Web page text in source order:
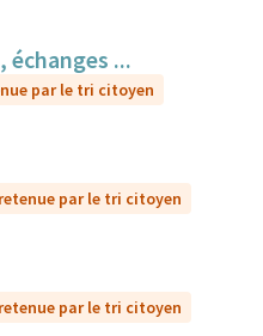
échanges ...
par le tri citoyen
par le tri citoyen
par le tri citoyen